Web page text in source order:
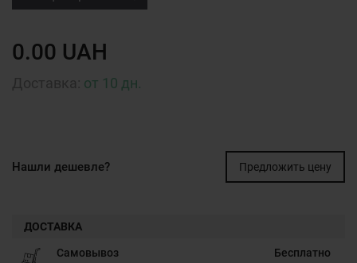
0.00 UAH
от 10 дн.
Нашли дешевле? Предложить цену
ДОСТАВКА
Самовывоз Бесплатно